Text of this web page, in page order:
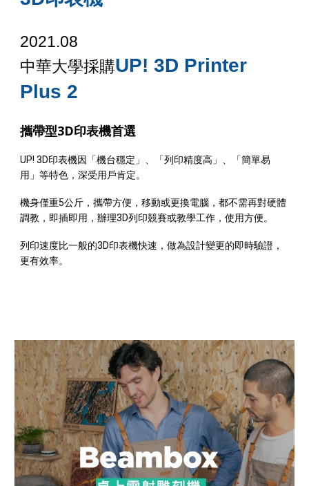
2021.08
中華大學採購UP! 3D Printer
Plus 2
攜帶型3D印表機首選
UP! 3D印表機因「機台穩定」、「列印精度高」、「簡單易
用」等特色，深受用戶肯定。
機身僅重5公斤，攜帶方便，移動或更換電腦，都不需再對硬體
調教，即插即用，辦理3D列印競賽或教學工作，使用方便。
列印速度比一般的3D印表機快速，做為設計變更的即時驗證，
更有效率。